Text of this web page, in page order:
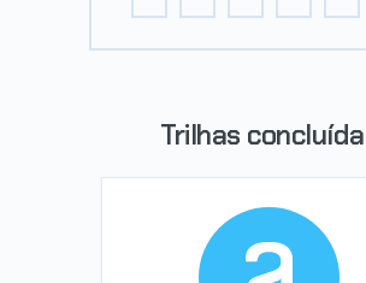
Trilhas